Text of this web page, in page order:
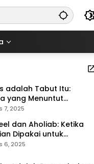
adalah Tabut Itu:
yang Menuntut
(Keluaran 37:1–9)
7, 2025
dan Aholiab: Ketika
Dipakai untuk
Tuhan (Keluaran
6, 2025